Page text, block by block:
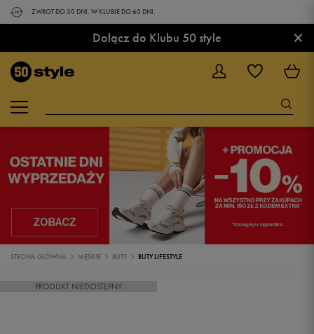
ZWROT DO 30 DNI. W KLUBIE DO 60 DNI.
Dołącz do Klubu 50 style ×
STRONA GŁÓWNA MĘSKIE BUTY BUTY LIFESTYLE
PRODUKT NIEDOSTĘPNY